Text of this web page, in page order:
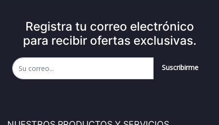
Registra tu correo electrónico
para recibir ofertas exclusivas.
Suscribirme